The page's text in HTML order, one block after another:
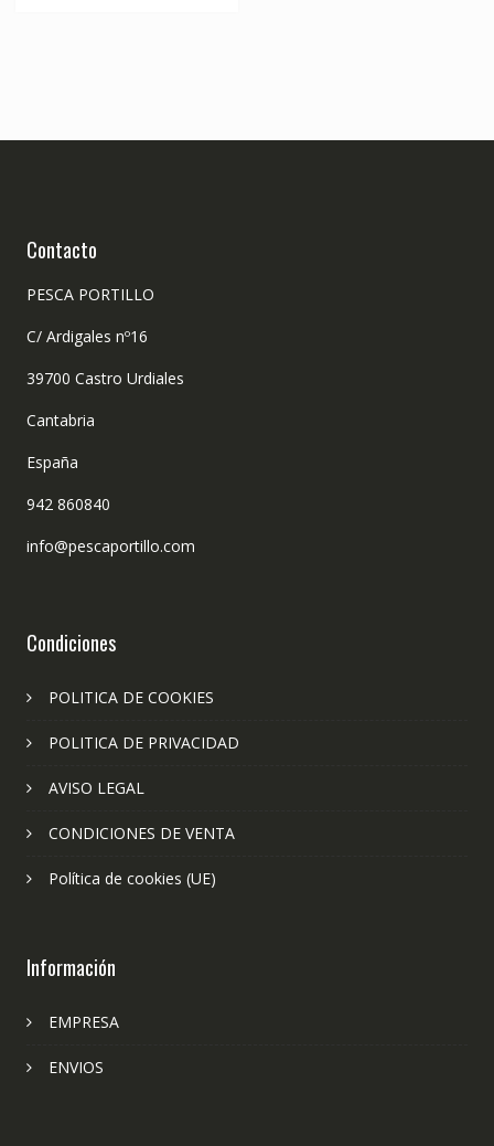
Contacto
PESCA PORTILLO
C/ Ardigales nº16
39700 Castro Urdiales
Cantabria
España
942 860840
info@pescaportillo.com
Condiciones
POLITICA DE COOKIES
POLITICA DE PRIVACIDAD
AVISO LEGAL
CONDICIONES DE VENTA
Política de cookies (UE)
Información
EMPRESA
ENVIOS